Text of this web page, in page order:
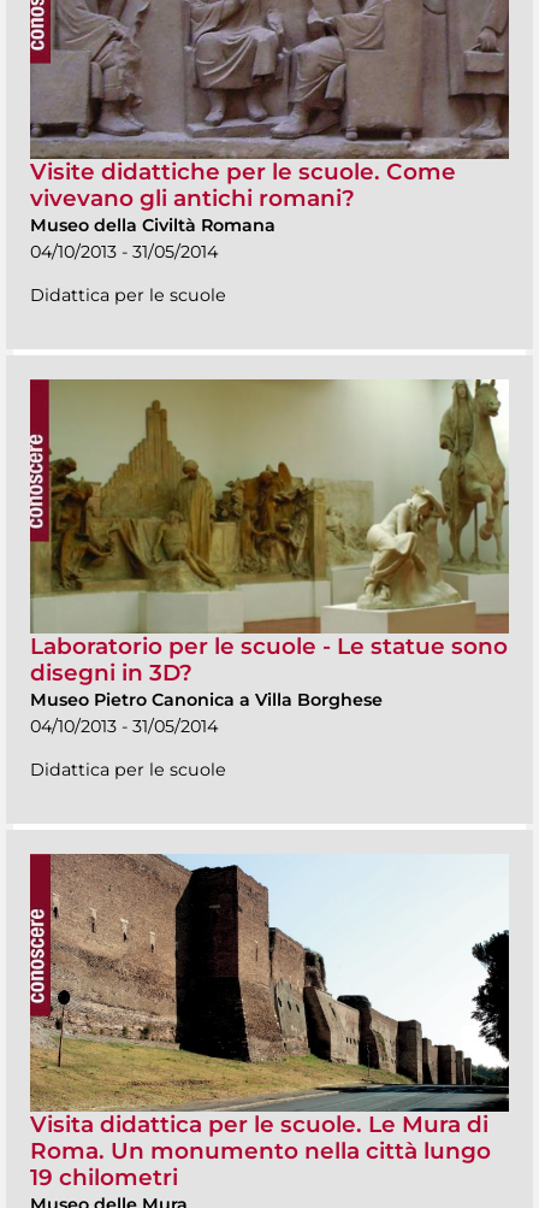
Visite didattiche per le scuole. Come
vivevano gli antichi romani?
Museo della Civiltà Romana
04/10/2013 - 31/05/2014
Didattica per le scuole
Laboratorio per le scuole - Le statue sono
disegni in 3D?
Museo Pietro Canonica a Villa Borghese
04/10/2013 - 31/05/2014
Didattica per le scuole
Visita didattica per le scuole. Le Mura di
Roma. Un monumento nella città lungo
19 chilometri